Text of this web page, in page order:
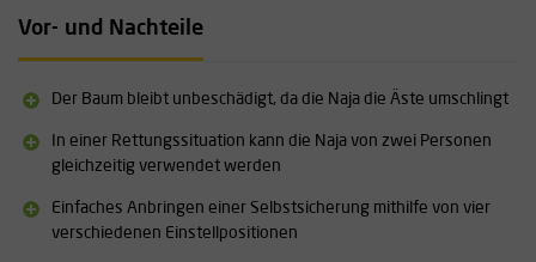
Bruchfestigkeit: 25 kN
Maximale Belastung: 250 kg
Zertifizierung(en): CE EN 795 B, CE EN 12278, UKCA, TS 16415
Gewicht: 400 Gramm
Minimaler Seildurchmesser: 11 mm
Scheibentyp: abgedichtete Kugellager
Scheibendurchmesser: 18 mm
Vor- und Nachteile
Der Baum bleibt unbeschädigt, da die Naja die Äste umschlingt
In einer Rettungssituation kann die Naja von zwei Personen
gleichzeitig verwendet werden
Einfaches Anbringen einer Selbstsicherung mithilfe von vier
verschiedenen Einstellpositionen